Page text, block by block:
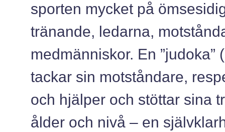
sporten mycket på
tränande, ledarna,
medmänniskor. En
tackar sin motståndare,
och hjälper och stöttar sina
ålder och nivå – en